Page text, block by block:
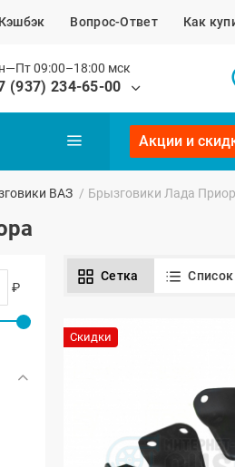
Кэшбэк Вопрос-Ответ Как
09:00–18:00 мск
(937) 234-65-00
Акции и
ВАЗ / Брызговики Лада
₽
Сетка Список
Скидки